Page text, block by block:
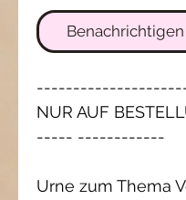
Benachrichtigen
NUR AUF
----- ------------
Urne zum Thema